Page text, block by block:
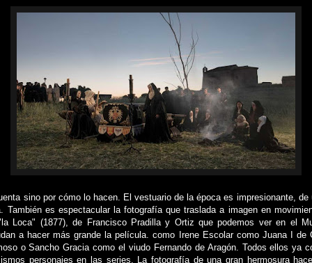
sino por cómo lo hacen. El vestuario de la época es impresionante, de
También es espectacular la fotografía que traslada a imagen en
Loca" (1877), de Francisco Pradilla y Ortiz que podemos ver en el
a hacer más grande la película. como Irene Escolar como Juana I de
o Sancho Gracia como el viudo Fernando de Aragón. Todos ellos ya
personajes en las series. La fotografía de una gran hermosura